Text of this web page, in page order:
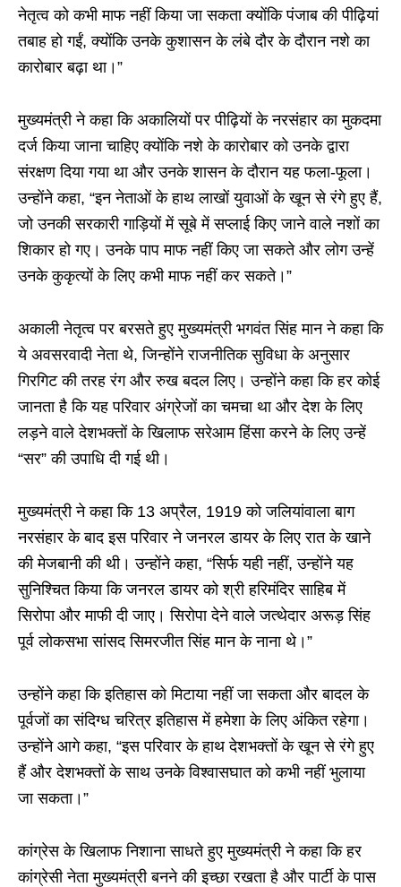
नेतृत्व को कभी माफ नहीं किया जा सकता क्योंकि पंजाब की पीढ़ियां
तबाह हो गईं, क्योंकि उनके कुशासन के लंबे दौर के दौरान नशे का
कारोबार बढ़ा था।”
मुख्यमंत्री ने कहा कि अकालियों पर पीढ़ियों के नरसंहार का मुकदमा
दर्ज किया जाना चाहिए क्योंकि नशे के कारोबार को उनके द्वारा
संरक्षण दिया गया था और उनके शासन के दौरान यह फला-फूला।
उन्होंने कहा, “इन नेताओं के हाथ लाखों युवाओं के खून से रंगे हुए हैं,
जो उनकी सरकारी गाड़ियों में सूबे में सप्लाई किए जाने वाले नशों का
शिकार हो गए। उनके पाप माफ नहीं किए जा सकते और लोग उन्हें
उनके कुकृत्यों के लिए कभी माफ नहीं कर सकते।”
अकाली नेतृत्व पर बरसते हुए मुख्यमंत्री भगवंत सिंह मान ने कहा कि
ये अवसरवादी नेता थे, जिन्होंने राजनीतिक सुविधा के अनुसार
गिरगिट की तरह रंग और रुख बदल लिए। उन्होंने कहा कि हर कोई
जानता है कि यह परिवार अंग्रेजों का चमचा था और देश के लिए
लड़ने वाले देशभक्तों के खिलाफ सरेआम हिंसा करने के लिए उन्हें
“सर” की उपाधि दी गई थी।
मुख्यमंत्री ने कहा कि 13 अप्रैल, 1919 को जलियांवाला बाग
नरसंहार के बाद इस परिवार ने जनरल डायर के लिए रात के खाने
की मेजबानी की थी। उन्होंने कहा, “सिर्फ यही नहीं, उन्होंने यह
सुनिश्चित किया कि जनरल डायर को श्री हरिमंदिर साहिब में
सिरोपा और माफी दी जाए। सिरोपा देने वाले जत्थेदार अरूड़ सिंह
पूर्व लोकसभा सांसद सिमरजीत सिंह मान के नाना थे।”
उन्होंने कहा कि इतिहास को मिटाया नहीं जा सकता और बादल के
पूर्वजों का संदिग्ध चरित्र इतिहास में हमेशा के लिए अंकित रहेगा।
उन्होंने आगे कहा, “इस परिवार के हाथ देशभक्तों के खून से रंगे हुए
हैं और देशभक्तों के साथ उनके विश्वासघात को कभी नहीं भुलाया
जा सकता।”
कांग्रेस के खिलाफ निशाना साधते हुए मुख्यमंत्री ने कहा कि हर
कांग्रेसी नेता मुख्यमंत्री बनने की इच्छा रखता है और पार्टी के पास